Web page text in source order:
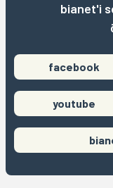
bianet'i
facebook
youtube